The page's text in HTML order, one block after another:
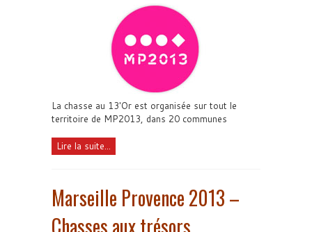
La chasse au 13'Or est organisée sur tout le
territoire de MP2013, dans 20 communes
Lire la suite...
Marseille Provence 2013 –
Chasses aux trésors